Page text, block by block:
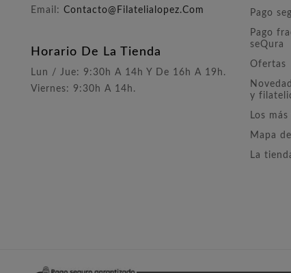
Email: Contacto@filatelialopez.com
Horario De La Tienda
Lun / Jue: 9:30h A 14h Y De 16h A 19h.
Viernes: 9:30h A 14h.
Pago
Pago
seQura
Ofertas
y
Los
Mapa
La